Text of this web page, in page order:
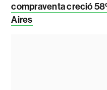
compraventa creció
Aires